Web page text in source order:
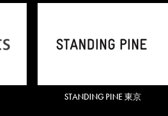
STANDING PINE 東京